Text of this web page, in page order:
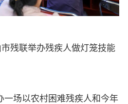
残联举办残疾人做灯笼技能
一场以农村困难残疾人和今年